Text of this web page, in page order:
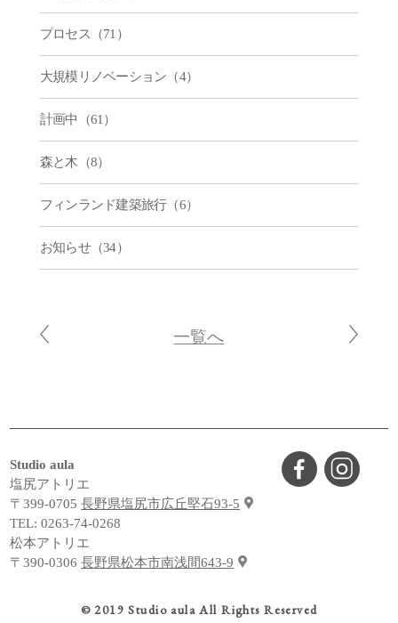
プロセス（71）
大規模リノベーション（4）
計画中（61）
森と木（8）
フィンランド建築旅行（6）
お知らせ（34）
一覧へ
Studio aula
塩尻アトリエ
〒399-0705 長野県塩尻市広丘堅石93-5
TEL:0263-74-0268
松本アトリエ
〒390-0306 長野県松本市南浅間643-9
© 2019 Studio aula All Rights Reserved